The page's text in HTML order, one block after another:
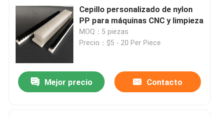
Cepillo personalizado de nylon
PP para máquinas CNC y limpieza
MOQ：5 piezas
Precio：$5 - 20 Per Piece
Mejor precio Contacto